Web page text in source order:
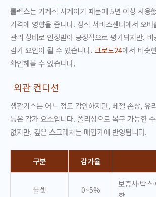
롤렉스는 기계식 시계이기 때문에 5년 이상 사용
가격에 영향을 줍니다. 정식 서비스센터에서 오
관리 상태로 인정받아 긍정적으로 평가되지만,
감가 요인이 될 수 있습니다. 크로노24에서 비슷
확인해볼 수 있습니다.
외관 컨디션
생활기스는 어느 정도 감안하지만, 베젤 손상, 유
등은 감가 요소입니다. 폴리싱으로 복구 가능한
없지만, 깊은 스크래치는 매입가에 반영됩니다.
구분 감가율
풀셋 0~5%
보증서·박스